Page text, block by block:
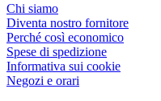
Chi siamo
Diventa nostro fornitore
Perché così economico
Spese di spedizione
Informativa sui cookie
Negozi e orari